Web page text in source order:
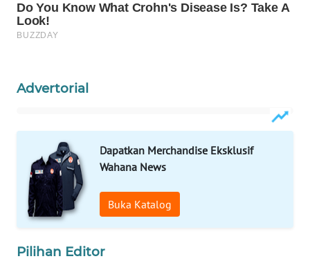
Advertorial
Dapatkan Merchandise Eksklusif
Wahana News
Buka Katalog
Pilihan Editor
CILEUNGSI
NEWS
NEWS
NEWS
ANUGERAH
NEWS
AKHLAK